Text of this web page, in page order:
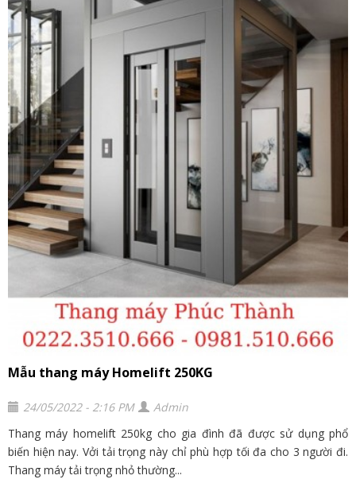
Mẫu thang máy Homelift 250KG
24/05/2022 - 2:16 PM
Admin
Thang máy homelift 250kg cho gia đình đã được sử dụng phổ
biến hiện nay. Vởi tải trọng này chỉ phù hợp tối đa cho 3 người đi.
Thang máy tải trọng nhỏ thường...